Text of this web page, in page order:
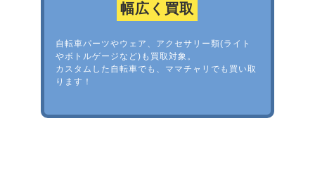
幅広く買取
自転車パーツやウェア、アクセサリー類(ライト
やボトルゲージなど)も買取対象。
カスタムした自転車でも、ママチャリでも買い取
ります！